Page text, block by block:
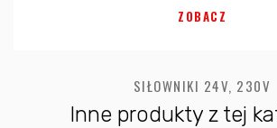
SIŁOWNIKI 24V, 230V
Inne produkty z tej
ZOBACZ